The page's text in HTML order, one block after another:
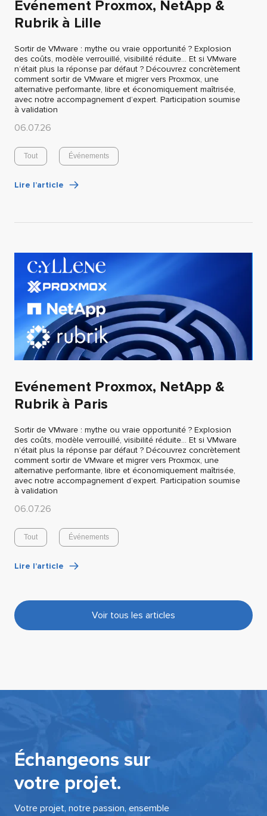
Evénement Proxmox, NetApp &
Rubrik à Lille
Sortir de VMware : mythe ou vraie opportunité ? Explosion
des coûts, modèle verrouillé, visibilité réduite… Et si VMware
n’était plus la réponse par défaut ? Découvrez concrètement
comment sortir de VMware et migrer vers Proxmox, une
alternative performante, libre et économiquement maîtrisée,
avec notre accompagnement d’expert. Participation soumise
à validation
06.07.26
Tout Événements
Lire l’article
Evénement Proxmox, NetApp &
Rubrik à Paris
Sortir de VMware : mythe ou vraie opportunité ? Explosion
des coûts, modèle verrouillé, visibilité réduite… Et si VMware
n’était plus la réponse par défaut ? Découvrez concrètement
comment sortir de VMware et migrer vers Proxmox, une
alternative performante, libre et économiquement maîtrisée,
avec notre accompagnement d’expert. Participation soumise
à validation
06.07.26
Tout Événements
Lire l’article
Voir tous les articles
Échangeons sur
votre projet.
Votre projet, notre passion, ensemble